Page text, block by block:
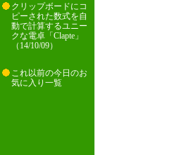
クリップボードにコ
ピーされた数式を自
動で計算するユニー
クな電卓「Clapte」
（14/10/09）
これ以前の今日のお
気に入り一覧